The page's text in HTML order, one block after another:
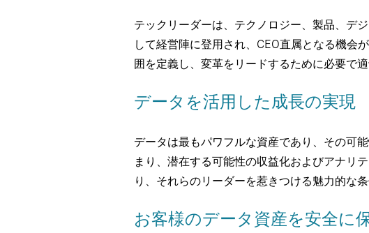
テックリーダーは、テクノロジー、製品、デ
して経営陣に登用され、CEO直属となる機会
囲を定義し、変革をリードするために必要で
データを活用した成長の実現
データは最もパワフルな資産であり、その可
まり、潜在する可能性の収益化およびアナリ
り、それらのリーダーを惹きつける魅力的な
お客様のデータ資産を安全に